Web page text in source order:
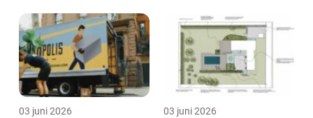
03 juni 2026 03 juni 2026